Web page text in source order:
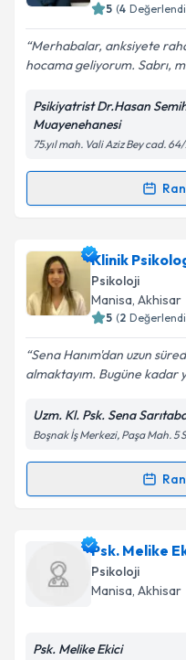
Kişisel
kapsamda
5 (4
Merhabalar, anksiyete
hocama geliyorum. Sabrı,
Psikiyatrist Dr.Hasan
Muayenehanesi
75.yıl mah. Vali Aziz Bey cad.
Randevu
Uzm. Dr. Hasan
talebi oluşturun. Size
için bir takvim
bilgilendireceğiz.
E-posta Adresiniz
Kişisel
Metni'ni okudum
kapsamda
Klinik
Psikoloji
Manisa, Akhisar
5 (2
Sena Hanım'dan uzun
almaktayım. Bugüne kadar
Uzm. Kl. Psk. Sena
Boşnak İş Merkezi, Paşa Mah. 5
Randevu
Klinik Psikolog
takvimi talebi
almanız için bir
Psk. Melike
Psikoloji
Manisa, Akhisar
Psk. Melike Ekici